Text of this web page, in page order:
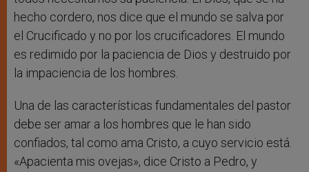
hecho cordero, nos dice que el mundo se salva por
el Crucificado y no por los crucificadores. El mundo
es redimido por la paciencia de Dios y destruido por
la impaciencia de los hombres.
Una de las características fundamentales del pastor
debe ser amar a los hombres que le han sido
confiados, tal como ama Cristo, a cuyo servicio está.
«Apacienta mis ovejas», dice Cristo a Pedro, y